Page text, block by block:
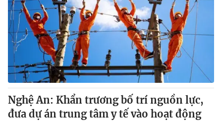
Thế giới
Tin tức
Thế giới đó đây
Câu chuyện quốc tế
Kinh tế
Tài chính
Thị trường
Góc doanh nghiệp
Dữ liệu và đời sống
Truyền hình
Nghệ An: Khẩn trương bố trí nguồn lực,
đưa dự án trung tâm y tế vào hoạt động